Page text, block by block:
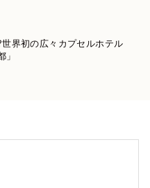
界初の広々カプセルホテル
」